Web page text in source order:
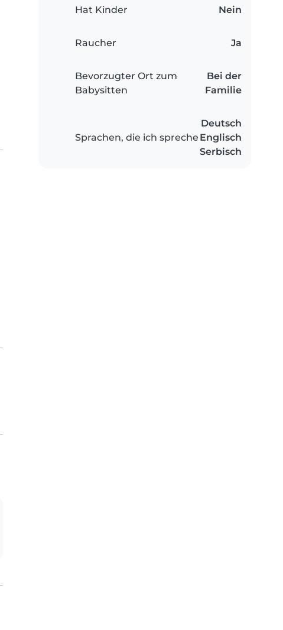
Hat Kinder Nein
Raucher Ja
Bevorzugter Ort zum
Babysitten
Bei der
Familie
Sprachen, die ich spreche
Deutsch
Englisch
Serbisch